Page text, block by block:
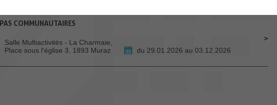
COMMUNAUTAIRES
Salle Multiactivités - La Charmaie,
Place sous l'église 3, 1893 Muraz
du 29.01.2026 au 03.12.2026